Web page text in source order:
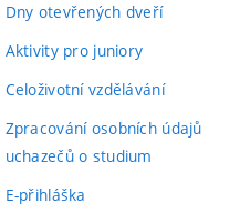
Dny otevřených dveří
Aktivity pro juniory
Celoživotní vzdělávání
Zpracování osobních údajů
uchazečů o studium
E-přihláška